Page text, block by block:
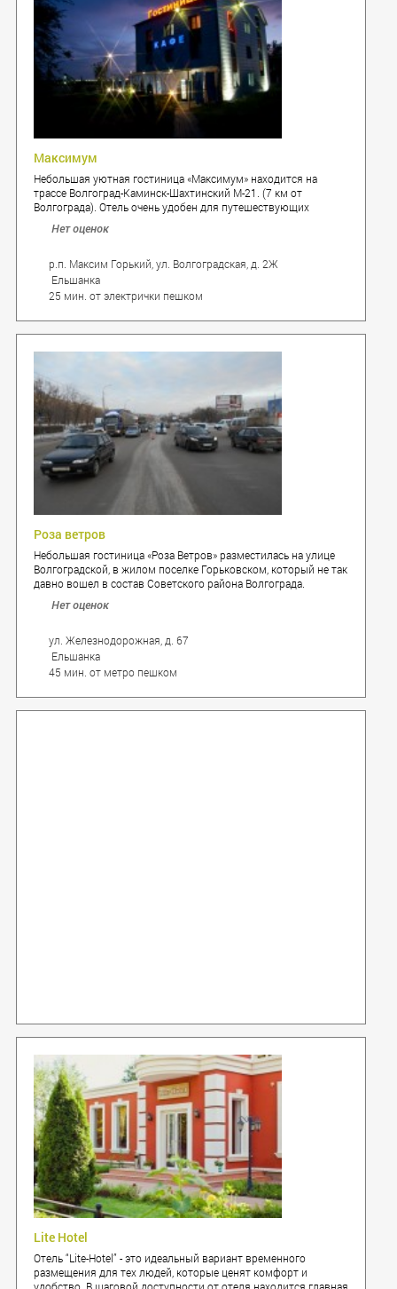
Максимум
Небольшая уютная гостиница «Максимум» находится на
трассе Волгоград-Каминск-Шахтинский М-21. (7 км от
Волгограда). Отель очень удобен для путешествующих
Нет оценок
р.п. Максим Горький, ул. Волгоградская, д. 2Ж
Ельшанка
25 мин. от электрички пешком
Роза ветров
Небольшая гостиница «Роза Ветров» разместилась на улице
Волгоградской, в жилом поселке Горьковском, который не так
давно вошел в состав Советского района Волгограда.
Нет оценок
ул. Железнодорожная, д. 67
Ельшанка
45 мин. от метро пешком
Lite Hotel
Отель “Lite-Hotel” - это идеальный вариант временного
размещения для тех людей, которые ценят комфорт и